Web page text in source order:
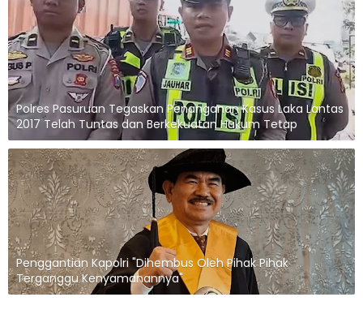
Polres Pasuruan Tegaskan Penanganan Kasus Laka Lantas
2017 Telah Tuntas dan Berkekuatan Hukum Tetap
Penggantian Kapolri "Dihembus Oleh Pihak Pihak
Terganggu Kenyamanannya"